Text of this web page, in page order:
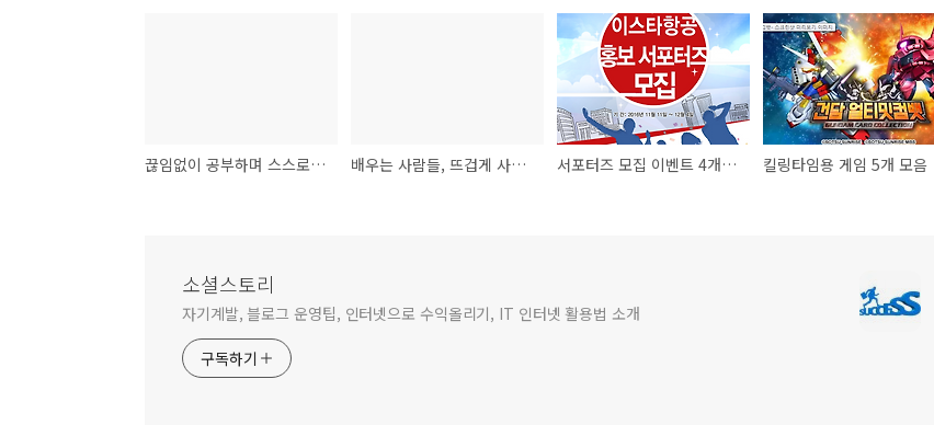
끊임없이 공부하며 스스로 깨달아가야 하는 과정이 반드시 필요하다 배우는 사람들, 뜨겁게 사는 사람들 서포터즈 모집 이벤트 4개 모음 킬링타임용 게임 5개 모음
소셜스토리
자기계발, 블로그 운영팁, 인터넷으로 수익올리기, IT 인터넷 활용법 소개
구독하기